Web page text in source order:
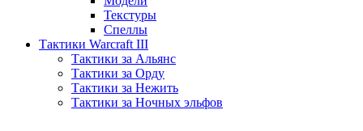
Текстуры
Спеллы
Тактики Warcraft III
Тактики за Альянс
Тактики за Орду
Тактики за Нежить
Тактики за Ночных эльфов